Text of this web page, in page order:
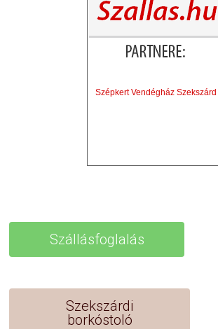
Szépkert Vendégház Szekszárd
Szállásfoglalás
Szekszárdi
borkóstoló